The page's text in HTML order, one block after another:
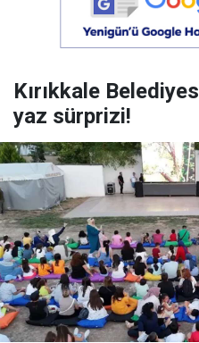
Kırıkkale
yaz sürprizi!